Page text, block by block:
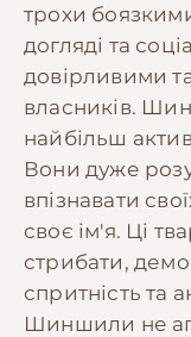
трохи
догляді та
довірливими
власників.
найбільш
Вони дуже
впізнавати
своє ім'я. Ці
стрибати,
спритність та
Шиншили не